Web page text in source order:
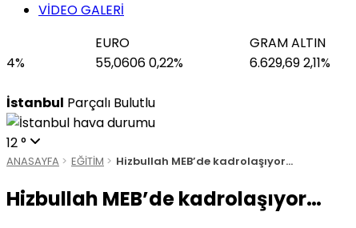
VİDEO GALERİ
0,22%
GRAM ALTIN
2,11%
İstanbul Parçalı Bulutlu
12 °
ANASAYFA EĞİTİM Hizbullah MEB’de kadrolaşıyor…
Hizbullah MEB’de kadrolaşıyor…